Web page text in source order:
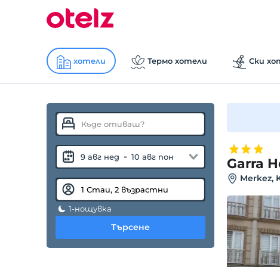
хотели Термо хотели Ски
9 авг нед - 10 авг пон
1-нощувка
Търсене
Garra
Merkez,